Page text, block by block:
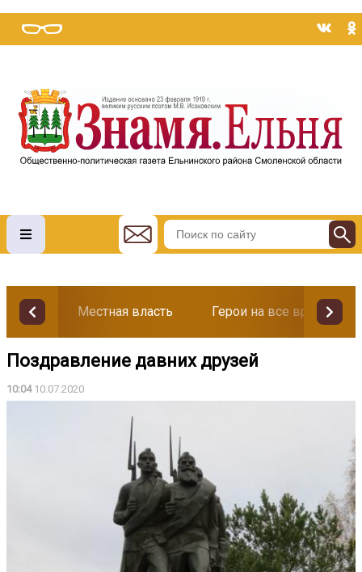
Местная власть Герои на все времена
Поздравление давних друзей
10:0410.07.2020